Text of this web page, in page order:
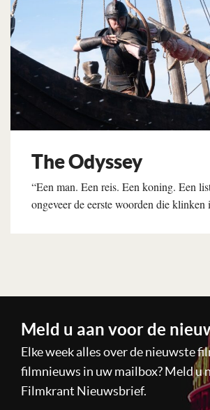
The Odyssey
“Een man. Een reis. Een koning. Een
ongeveer de eerste woorden die klinken
Meld u aan voor de
Elke week alles over de nieuwste
filmnieuws in uw mailbox? Meld u
Filmkrant Nieuwsbrief.